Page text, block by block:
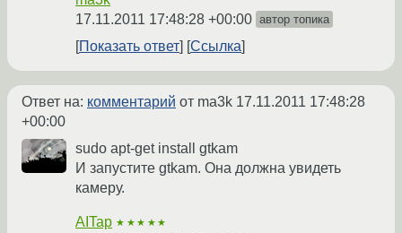
17.11.2011 17:48:28 +00:00 автор топика
Показать ответ Ссылка
Ответ на: комментарий от ma3k 17.11.2011 17:48:28
+00:00
sudo apt-get install gtkam
И запустите gtkam. Она должна увидеть
камеру.
AITap ★★★★★